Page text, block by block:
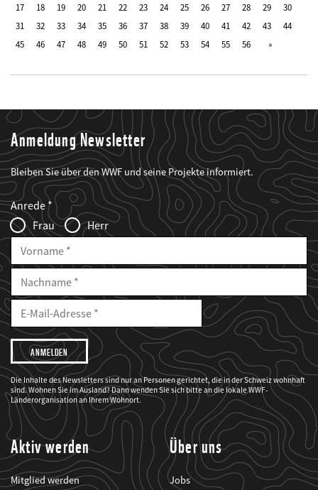
17
18 19 20 21 22 23 24 25 26 27 28 29
30
31
32 33 34 35 36 37 38 39 40 41 42 43
44
45
46 47 48 49 50 51 52 53 54 55 56
Anmeldung Newsletter
Bleiben Sie über den WWF und seine Projekte informiert.
Web2Case
Infofelder
Fieldset
anrede_name
Anrede
Frau
Herr
Vorname
Nachname
E-
Mailadresse
E-
Adresse
Ich
möchte,
dass
der
WWF
mich
über
seine
Projekte
informiert.
Die Inhalte des Newsletters sind nur an Personen gerichtet, die in der Schweiz wohnhaft
sind. Wohnen Sie im Ausland? Dann wenden Sie sich bitte an die lokale WWF-
Länderorganisation an Ihrem Wohnort.
Aktiv werden
Mitglied werden
Über uns
Jobs